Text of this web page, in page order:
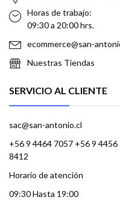
Horas de trabajo:
09:30 a 20:00 hrs.
ecommerce@san-
Nuestras Tiendas
SERVICIO AL CLIENTE
sac@san-antonio.cl
+56 9 4464 7057 +56 9
8412
Horario de atención
09:30 Hasta 19:00